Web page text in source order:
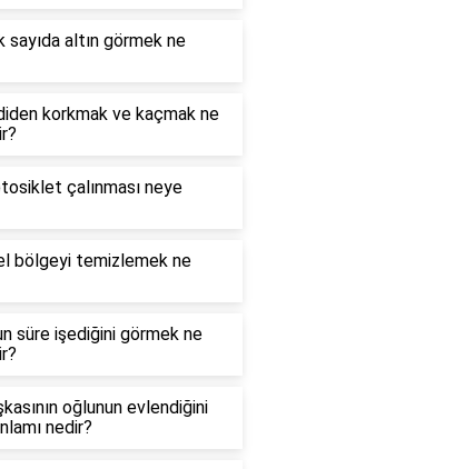
sayıda altın görmek ne
korkmak ve kaçmak ne
çalınması neye
bölgeyi temizlemek ne
süre işediğini görmek ne
oğlunun evlendiğini
nedir?